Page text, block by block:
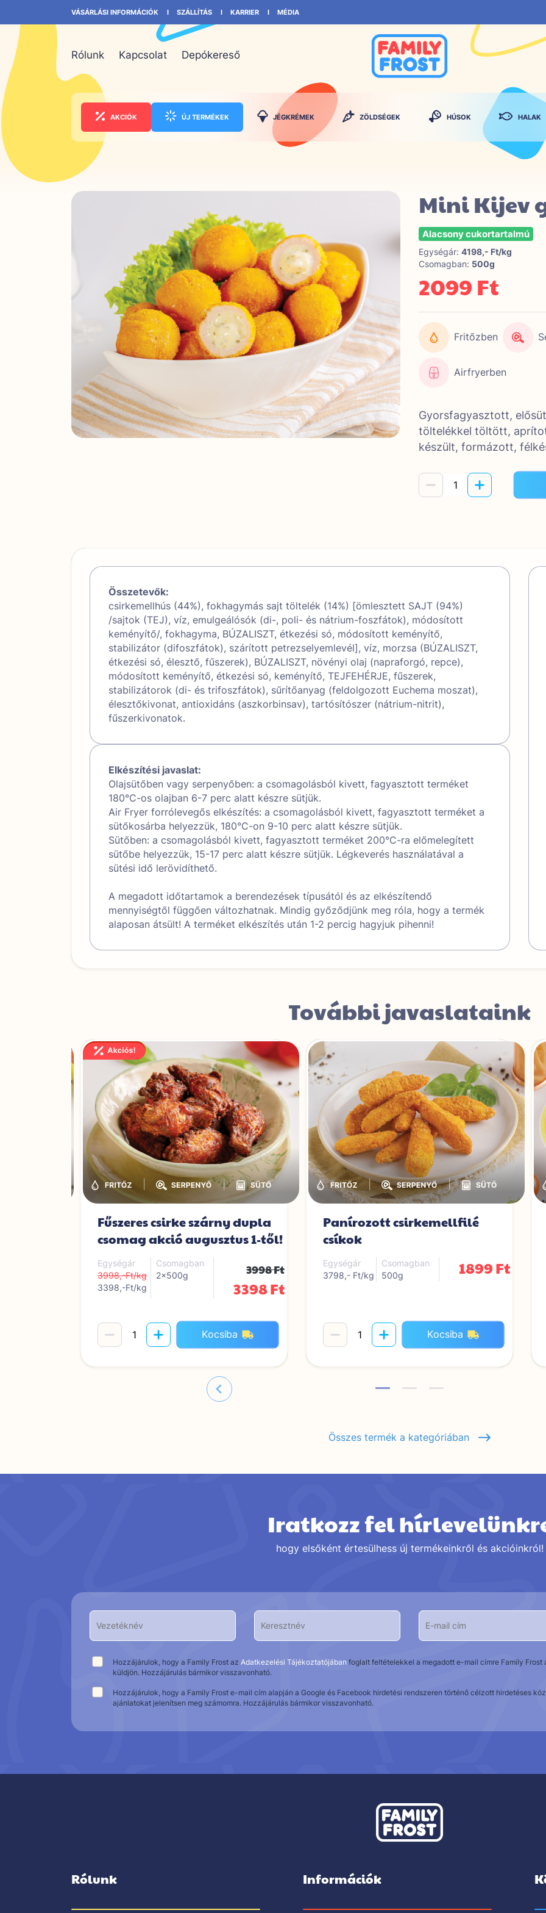
VÁSÁRLÁSI INFORMÁCIÓK SZÁLLÍTÁS KARRIER MÉDIA
Rólunk Kapcsolat Depókereső
AKCIÓK ÚJ TERMÉKEK JÉGKRÉMEK ZÖLDSÉGEK HÚSOK HALAK
Mini Kijev
Alacsony cukortartalmú
Egységár: 4198,- Ft/kg
Csomagban: 500g
2099 Ft
Fritőzben
Airfryerben
Gyorsfagyasztott,
töltelékkel töltött,
készült, formázott,
Összetevők:
csirkemellhús (44%), fokhagymás sajt töltelék (14%) [ömlesztett SAJT (94%)
/sajtok (TEJ), víz, emulgeálósók (di-, poli- és nátrium-foszfátok), módosított
keményítő/, fokhagyma, BÚZALISZT, étkezési só, módosított keményítő,
stabilizátor (difoszfátok), szárított petrezselyemlevél], víz, morzsa (BÚZALISZT,
étkezési só, élesztő, fűszerek), BÚZALISZT, növényi olaj (napraforgó, repce),
módosított keményítő, étkezési só, keményítő, TEJFEHÉRJE, fűszerek,
stabilizátorok (di- és trifoszfátok), sűrítőanyag (feldolgozott Euchema moszat),
élesztőkivonat, antioxidáns (aszkorbinsav), tartósítószer (nátrium-nitrit),
fűszerkivonatok.
Elkészítési javaslat:
Olajsütőben vagy serpenyőben: a csomagolásból kivett, fagyasztott terméket
180°C-os olajban 6-7 perc alatt készre sütjük.
Air Fryer forrólevegős elkészítés: a csomagolásból kivett, fagyasztott terméket a
sütőkosárba helyezzük, 180°C-on 9-10 perc alatt készre sütjük.
Sütőben: a csomagolásból kivett, fagyasztott terméket 200°C-ra előmelegített
sütőbe helyezzük, 15-17 perc alatt készre sütjük. Légkeverés használatával a
sütési idő lerövidíthető.
A megadott időtartamok a berendezések típusától és az elkészítendő
mennyiségtől függően változhatnak. Mindig győződjünk meg róla, hogy a termék
alaposan átsült! A terméket elkészítés után 1-2 percig hagyjuk pihenni!
További javaslataink
|
Fűszeres csirke szárny dupla
csomag akció augusztus 1-től!
Egységár
3998,-Ft/kg
3398,-Ft/kg
Csomagban
2x500g
3998 Ft
3398 Ft
Kocsiba
| |
Panírozott csirkemellfilé
csíkok
Egységár
3798,- Ft/kg
Csomagban
500g
1899 Ft
Kocsiba
Összes termék a kategóriában
Iratkozz fel
hogy elsőként értesülhess új termékeinkről és akcióinkról!
Hozzájárulok, hogy a Family Frost az Adatkezelési Tájékoztatójában foglalt feltételekkel a megadott e-mail címre Family
küldjön. Hozzájárulás bármikor visszavonható.
Hozzájárulok, hogy a Family Frost e-mail cím alapján a Google és Facebook hirdetési rendszeren történő célzott hirdetéses
ajánlatokat jelenítsen meg számomra. Hozzájárulás bármikor visszavonható.
Rólunk Információk